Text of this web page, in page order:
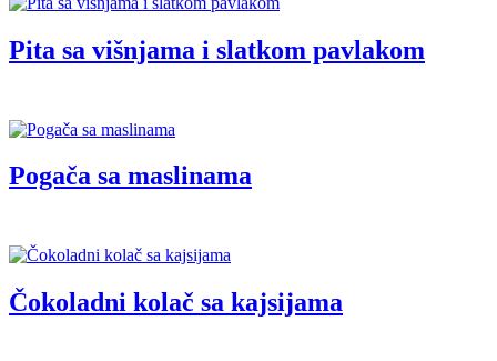
Pita sa višnjama i slatkom pavlakom
Pogača sa maslinama
Čokoladni kolač sa kajsijama